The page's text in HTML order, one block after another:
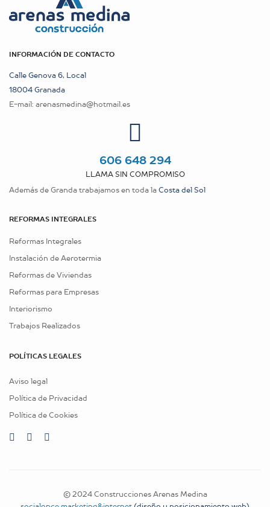
INFORMACIÓN DE CONTACTO
Calle Genova 6, Local
18004 Granada
E-mail: arenasmedina@hotmail.es
606 648 294
LLAMA SIN COMPROMISO
Además de Granda trabajamos en toda laCosta del Sol
REFORMAS INTEGRALES
Reformas Integrales
Instalación de Aerotermia
Reformas de Viviendas
Reformas para Empresas
Interiorismo
Trabajos Realizados
POLÍTICAS LEGALES
Aviso legal
Política de Privacidad
Política de Cookies
© 2024 Construcciones Arenas Medina